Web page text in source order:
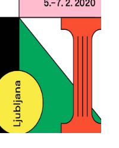
Креативне индустрије
Публикације
Сарађуј са нама
Промо бокс
Партнери
Контакт